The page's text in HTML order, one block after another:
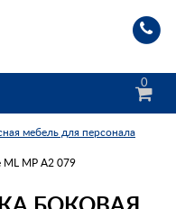
0
мебель для персонала
ML МР А2 079